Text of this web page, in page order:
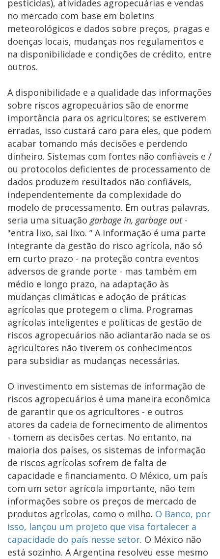
pesticidas), atividades agropecuárias e vendas
no mercado com base em boletins
meteorológicos e dados sobre preços, pragas e
doenças locais, mudanças nos regulamentos e
na disponibilidade e condições de crédito, entre
outros.
A disponibilidade e a qualidade das informações
sobre riscos agropecuários são de enorme
importância para os agricultores; se estiverem
erradas, isso custará caro para eles, que podem
acabar tomando más decisões e perdendo
dinheiro. Sistemas com fontes não confiáveis ​​e /
ou protocolos deficientes de processamento de
dados produzem resultados não confiáveis,
independentemente da complexidade do
modelo de processamento. Em outras palavras,
seria uma situação garbage in, garbage out-
"entra lixo, sai lixo. ” A informação é uma parte
integrante da gestão do risco agrícola, não só
em curto prazo - na proteção contra eventos
adversos de grande porte - mas também em
médio e longo prazo, na adaptação às
mudanças climáticas e adoção de práticas
agrícolas que protegem o clima. Programas
agrícolas inteligentes e políticas de gestão de
riscos agropecuários não adiantarão nada se os
agricultores não tiverem os conhecimentos
para subsidiar as mudanças necessárias.
O investimento em sistemas de informação de
riscos agropecuários é uma maneira econômica
de garantir que os agricultores - e outros
atores da cadeia de fornecimento de alimentos
- tomem as decisões certas. No entanto, na
maioria dos países, os sistemas de informação
de riscos agrícolas sofrem de falta de
capacidade e financiamento. O México, um país
com um setor agrícola importante, não tem
informações sobre os preços de mercado de
produtos agrícolas, como o milho. O Banco, por
isso, lançou um projeto que visa fortalecer a
capacidade do país nesse setor. O México não
está sozinho. A Argentina resolveu esse mesmo